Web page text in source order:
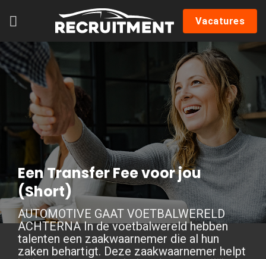
Vacatures
Een Transfer Fee voor jou
(Short)
AUTOMOTIVE GAAT VOETBALWERELD
ACHTERNA In de voetbalwereld hebben
talenten een zaakwaarnemer die al hun
zaken behartigt. Deze zaakwaarnemer helpt